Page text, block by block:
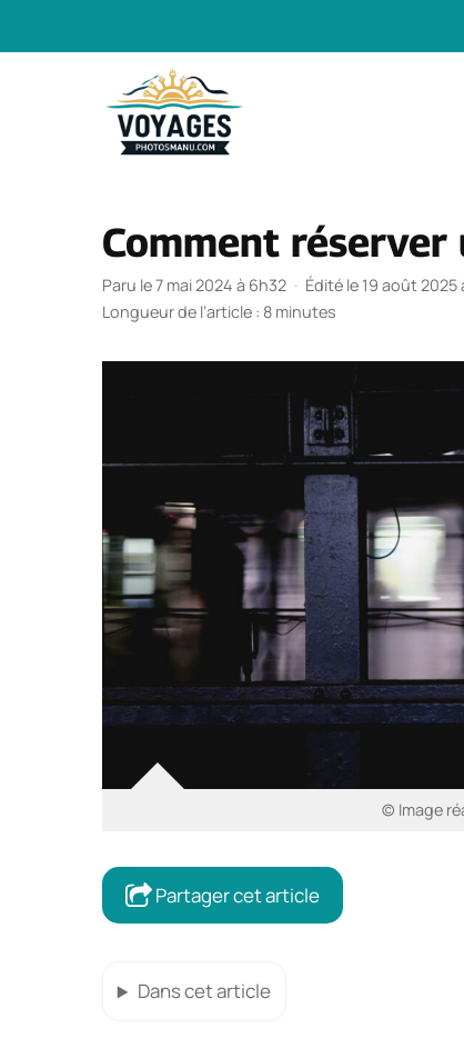
Comment réserver
Paru le 7 mai 2024 à 6h32 · Édité le 19 août 2025
Longueur de l’article : 8 minutes
© Image
Partager cet article
Dans cet article